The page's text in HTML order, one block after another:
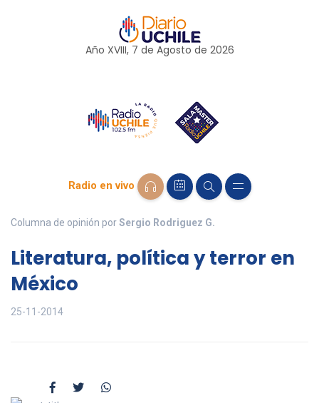
Año XVIII, 7 de Agosto de 2026
Radio en vivo
Columna de opinión porSergio Rodriguez G.
Literatura, política y terror en
México
25-11-2014